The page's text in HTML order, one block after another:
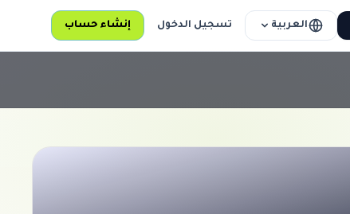
العربية تسجيل الدخول إنشاء حساب